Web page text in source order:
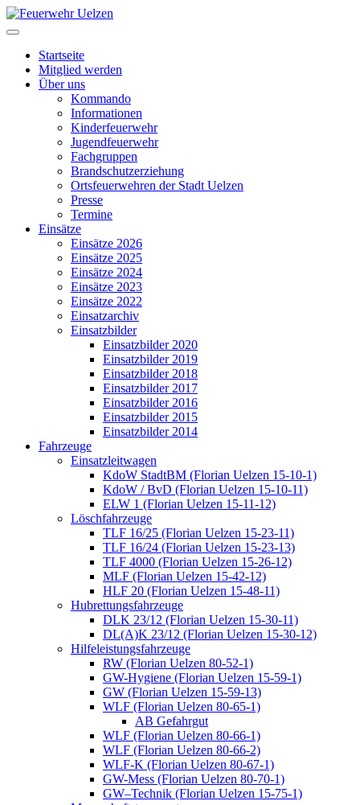
Startseite
Mitglied werden
Über uns
Kommando
Informationen
Kinderfeuerwehr
Jugendfeuerwehr
Fachgruppen
Brandschutzerziehung
Ortsfeuerwehren der Stadt Uelzen
Presse
Termine
Einsätze
Einsätze 2026
Einsätze 2025
Einsätze 2024
Einsätze 2023
Einsätze 2022
Einsatzarchiv
Einsatzbilder
Einsatzbilder 2020
Einsatzbilder 2019
Einsatzbilder 2018
Einsatzbilder 2017
Einsatzbilder 2016
Einsatzbilder 2015
Einsatzbilder 2014
Fahrzeuge
Einsatzleitwagen
KdoW StadtBM (Florian Uelzen 15-10-1)
KdoW / BvD (Florian Uelzen 15-10-11)
ELW 1 (Florian Uelzen 15-11-12)
Löschfahrzeuge
TLF 16/25 (Florian Uelzen 15-23-11)
TLF 16/24 (Florian Uelzen 15-23-13)
TLF 4000 (Florian Uelzen 15-26-12)
MLF (Florian Uelzen 15-42-12)
HLF 20 (Florian Uelzen 15-48-11)
Hubrettungsfahrzeuge
DLK 23/12 (Florian Uelzen 15-30-11)
DL(A)K 23/12 (Florian Uelzen 15-30-12)
Hilfeleistungsfahrzeuge
RW (Florian Uelzen 80-52-1)
GW-Hygiene (Florian Uelzen 15-59-1)
GW (Florian Uelzen 15-59-13)
WLF (Florian Uelzen 80-65-1)
AB Gefahrgut
WLF (Florian Uelzen 80-66-1)
WLF (Florian Uelzen 80-66-2)
WLF-K (Florian Uelzen 80-67-1)
GW-Mess (Florian Uelzen 80-70-1)
GW–Technik (Florian Uelzen 15-75-1)